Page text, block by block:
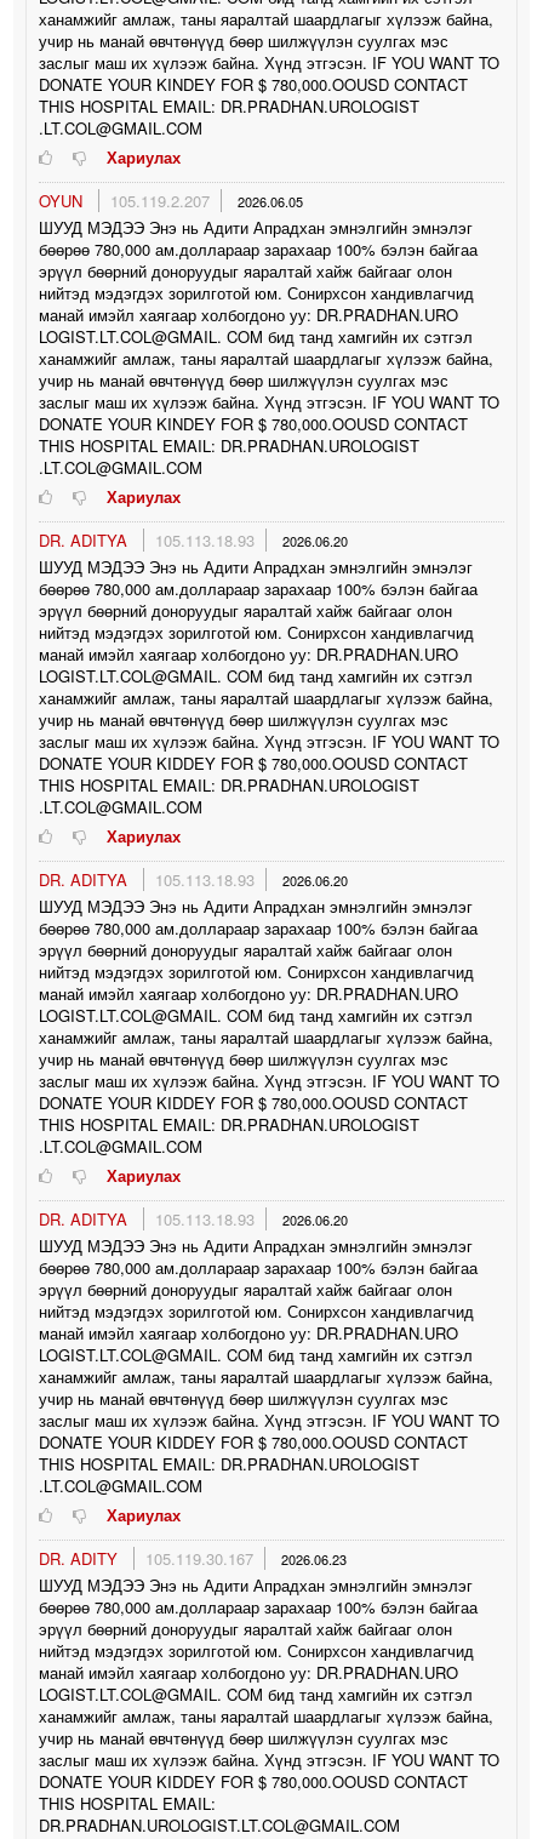
ханамжийг амлаж, таны яаралтай шаардлагыг хүлээж байна,
учир нь манай өвчтөнүүд бөөр шилжүүлэн суулгах мэс
заслыг маш их хүлээж байна. Хүнд этгэсэн. IF YOU WANT TO
DONATE YOUR KINDEY FOR $ 780,000.OOUSD CONTACT
THIS HOSPITAL EMAIL: DR.PRADHAN.UROLOGIST
.LT.COL@GMAIL.COM
Хариулах
OYUN
105.119.2.207 2026.06.05
ШУУД МЭДЭЭ Энэ нь Адити Апрадхан эмнэлгийн эмнэлэг
бөөрөө 780,000 ам.доллараар зарахаар 100% бэлэн байгаа
эрүүл бөөрний доноруудыг яаралтай хайж байгааг олон
нийтэд мэдэгдэх зорилготой юм. Сонирхсон хандивлагчид
манай имэйл хаягаар холбогдоно уу: DR.PRADHAN.URO
LOGIST.LT.COL@GMAIL. COM бид танд хамгийн их сэтгэл
ханамжийг амлаж, таны яаралтай шаардлагыг хүлээж байна,
учир нь манай өвчтөнүүд бөөр шилжүүлэн суулгах мэс
заслыг маш их хүлээж байна. Хүнд этгэсэн. IF YOU WANT TO
DONATE YOUR KINDEY FOR $ 780,000.OOUSD CONTACT
THIS HOSPITAL EMAIL: DR.PRADHAN.UROLOGIST
.LT.COL@GMAIL.COM
Хариулах
DR. ADITYA
105.113.18.93 2026.06.20
ШУУД МЭДЭЭ Энэ нь Адити Апрадхан эмнэлгийн эмнэлэг
бөөрөө 780,000 ам.доллараар зарахаар 100% бэлэн байгаа
эрүүл бөөрний доноруудыг яаралтай хайж байгааг олон
нийтэд мэдэгдэх зорилготой юм. Сонирхсон хандивлагчид
манай имэйл хаягаар холбогдоно уу: DR.PRADHAN.URO
LOGIST.LT.COL@GMAIL. COM бид танд хамгийн их сэтгэл
ханамжийг амлаж, таны яаралтай шаардлагыг хүлээж байна,
учир нь манай өвчтөнүүд бөөр шилжүүлэн суулгах мэс
заслыг маш их хүлээж байна. Хүнд этгэсэн. IF YOU WANT TO
DONATE YOUR KIDDEY FOR $ 780,000.OOUSD CONTACT
THIS HOSPITAL EMAIL: DR.PRADHAN.UROLOGIST
.LT.COL@GMAIL.COM
Хариулах
DR. ADITYA
105.113.18.93 2026.06.20
ШУУД МЭДЭЭ Энэ нь Адити Апрадхан эмнэлгийн эмнэлэг
бөөрөө 780,000 ам.доллараар зарахаар 100% бэлэн байгаа
эрүүл бөөрний доноруудыг яаралтай хайж байгааг олон
нийтэд мэдэгдэх зорилготой юм. Сонирхсон хандивлагчид
манай имэйл хаягаар холбогдоно уу: DR.PRADHAN.URO
LOGIST.LT.COL@GMAIL. COM бид танд хамгийн их сэтгэл
ханамжийг амлаж, таны яаралтай шаардлагыг хүлээж байна,
учир нь манай өвчтөнүүд бөөр шилжүүлэн суулгах мэс
заслыг маш их хүлээж байна. Хүнд этгэсэн. IF YOU WANT TO
DONATE YOUR KIDDEY FOR $ 780,000.OOUSD CONTACT
THIS HOSPITAL EMAIL: DR.PRADHAN.UROLOGIST
.LT.COL@GMAIL.COM
Хариулах
DR. ADITYA
105.113.18.93 2026.06.20
ШУУД МЭДЭЭ Энэ нь Адити Апрадхан эмнэлгийн эмнэлэг
бөөрөө 780,000 ам.доллараар зарахаар 100% бэлэн байгаа
эрүүл бөөрний доноруудыг яаралтай хайж байгааг олон
нийтэд мэдэгдэх зорилготой юм. Сонирхсон хандивлагчид
манай имэйл хаягаар холбогдоно уу: DR.PRADHAN.URO
LOGIST.LT.COL@GMAIL. COM бид танд хамгийн их сэтгэл
ханамжийг амлаж, таны яаралтай шаардлагыг хүлээж байна,
учир нь манай өвчтөнүүд бөөр шилжүүлэн суулгах мэс
заслыг маш их хүлээж байна. Хүнд этгэсэн. IF YOU WANT TO
DONATE YOUR KIDDEY FOR $ 780,000.OOUSD CONTACT
THIS HOSPITAL EMAIL: DR.PRADHAN.UROLOGIST
.LT.COL@GMAIL.COM
Хариулах
DR. ADITY
105.119.30.167 2026.06.23
ШУУД МЭДЭЭ Энэ нь Адити Апрадхан эмнэлгийн эмнэлэг
бөөрөө 780,000 ам.доллараар зарахаар 100% бэлэн байгаа
эрүүл бөөрний доноруудыг яаралтай хайж байгааг олон
нийтэд мэдэгдэх зорилготой юм. Сонирхсон хандивлагчид
манай имэйл хаягаар холбогдоно уу: DR.PRADHAN.URO
LOGIST.LT.COL@GMAIL. COM бид танд хамгийн их сэтгэл
ханамжийг амлаж, таны яаралтай шаардлагыг хүлээж байна,
учир нь манай өвчтөнүүд бөөр шилжүүлэн суулгах мэс
заслыг маш их хүлээж байна. Хүнд этгэсэн. IF YOU WANT TO
DONATE YOUR KIDDEY FOR $ 780,000.OOUSD CONTACT
THIS HOSPITAL EMAIL:
DR.PRADHAN.UROLOGIST.LT.COL@GMAIL.COM